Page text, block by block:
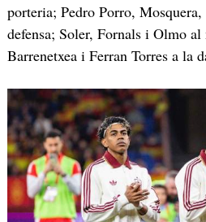
porteria; Pedro Porro,
defensa; Soler, Fornals i Olmo
Barrenetxea i Ferran Torres a la